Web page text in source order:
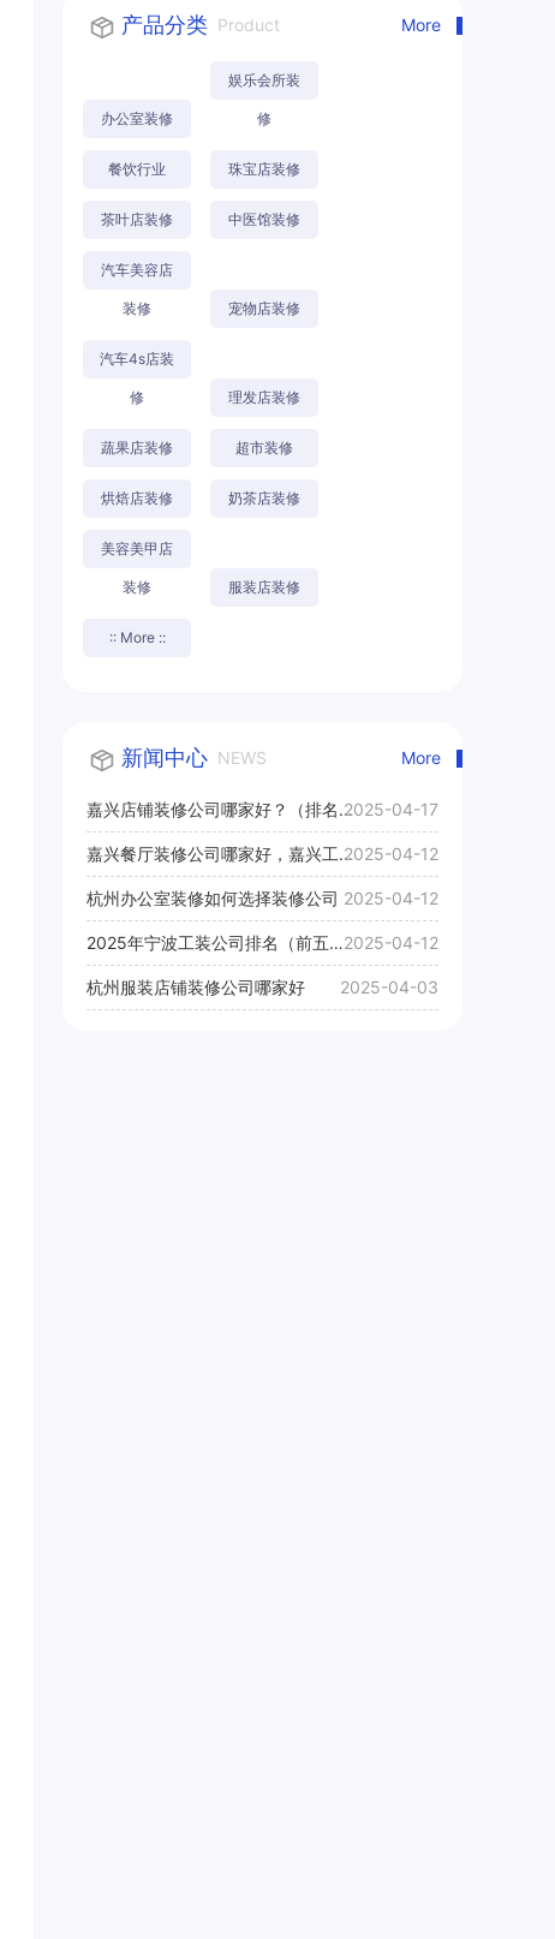
产品分类 Product More
办公室装修
娱乐会所装
修
餐饮行业 珠宝店装修
茶叶店装修 中医馆装修
汽车美容店
装修 宠物店装修
汽车4s店装
修 理发店装修
蔬果店装修 超市装修
烘焙店装修 奶茶店装修
美容美甲店
装修 服装店装修
:: More ::
新闻中心 NEWS More
嘉兴店铺装修公司哪家好？（排名
前十口碑推荐）
2025-04-17
嘉兴餐厅装修公司哪家好，嘉兴工
装公司推荐
2025-04-12
杭州办公室装修如何选择装修公司 2025-04-12
2025年宁波工装公司排名（前五
名）
2025-04-12
杭州服装店铺装修公司哪家好 2025-04-03